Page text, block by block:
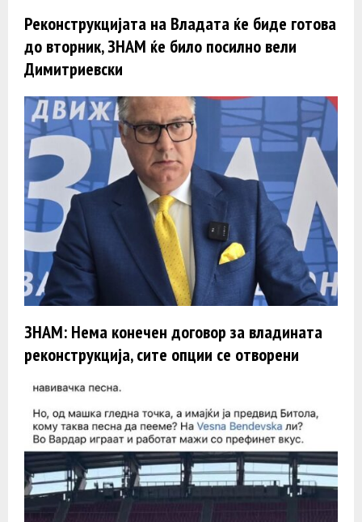
Реконструкцијата на Владата ќе биде готова
до вторник, ЗНАМ ќе било посилно вели
Димитриевски
ЗНАМ: Нема конечен договор за владината
реконструкција, сите опции се отворени